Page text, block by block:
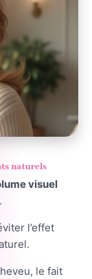
naturels
visuel
l’effet
le fait